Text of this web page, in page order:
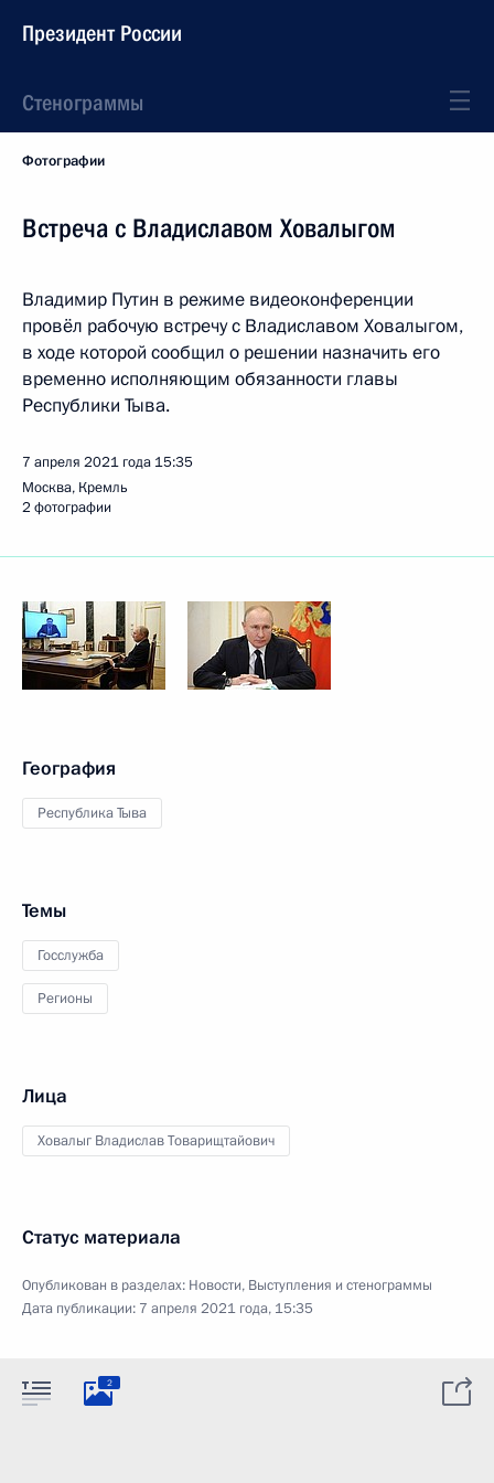
Президент России
Стенограммы
Фотографии
Встреча с Владиславом Ховалыгом
Владимир Путин в режиме видеоконференции
провёл рабочую встречу с Владиславом Ховалыгом,
в ходе которой сообщил о решении назначить его
временно исполняющим обязанности главы
Республики Тыва.
7 апреля 2021 года 15:35
Москва, Кремль
2 фотографии
География
Республика Тыва
Темы
Госслужба
Регионы
Лица
Ховалыг Владислав Товарищтайович
Статус материала
Опубликован в разделах: Новости, Выступления и стенограммы
Дата публикации: 7 апреля 2021 года, 15:35
2